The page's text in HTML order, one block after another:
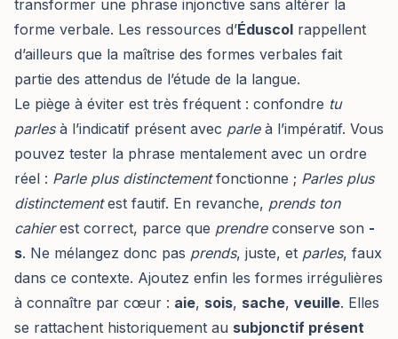
transformer une phrase injonctive sans altérer la
forme verbale. Les ressources d’Éduscol rappellent
d’ailleurs que la maîtrise des formes verbales fait
partie des attendus de l’étude de la langue.
Le piège à éviter est très fréquent : confondre tu
parlesà l’indicatif présent avec parleà l’impératif. Vous
pouvez tester la phrase mentalement avec un ordre
réel : Parle plus distinctementfonctionne ; Parles plus
distinctementest fautif. En revanche, prends ton
cahierest correct, parce que prendreconserve son -
s. Ne mélangez donc pas prends, juste, et parles, faux
dans ce contexte. Ajoutez enfin les formes irrégulières
à connaître par cœur : aie, sois, sache, veuille. Elles
se rattachent historiquement au subjonctif présent